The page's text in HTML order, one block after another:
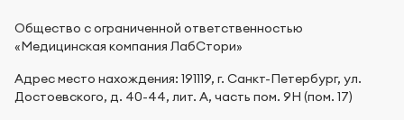
Общество с ограниченной ответственностью
«Медицинская компания ЛабСтори»
Адрес место нахождения: 191119, г. Санкт-Петербург, ул.
Достоевского, д. 40-44, лит. А, часть пом. 9Н (пом. 17)